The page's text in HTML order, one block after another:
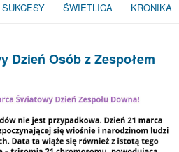
SUKCESY ŚWIETLICA KRONIKA
Dzień Osób z Zespołem